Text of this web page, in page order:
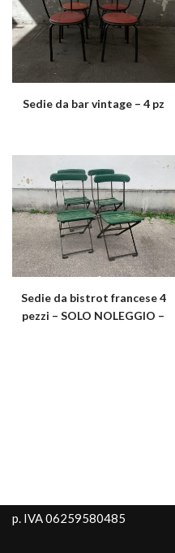
Sedie da bar vintage – 4 pz
Sedie da bistrot francese 4
pezzi – SOLO NOLEGGIO –
p. IVA 06259580485